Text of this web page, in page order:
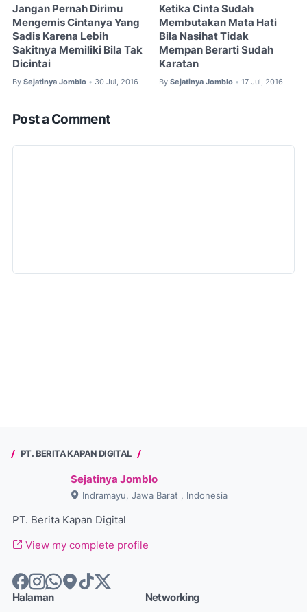
Jangan Pernah Dirimu
Mengemis Cintanya Yang
Sadis Karena Lebih
Sakitnya Memiliki Bila Tak
Dicintai
By Sejatinya Jomblo • 30 Jul, 2016
Ketika Cinta Sudah
Membutakan Mata Hati
Bila Nasihat Tidak
Mempan Berarti Sudah
Karatan
By Sejatinya Jomblo • 17 Jul, 2016
Post a Comment
PT. BERITA KAPAN DIGITAL
Sejatinya Jomblo
Indramayu, Jawa Barat , Indonesia
PT. Berita Kapan Digital
View my complete profile
Halaman Networking